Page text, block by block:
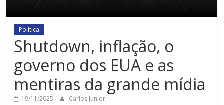
Política
Shutdown, inflação, o
governo dos EUA e as
mentiras da grande mídia
19/11/2025 Carlos Junior